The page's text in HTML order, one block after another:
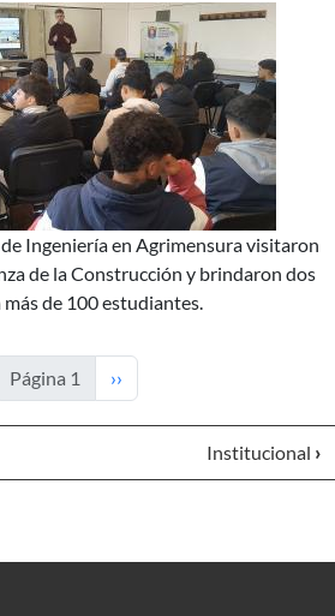
Ingeniería en Agrimensura visitaron
de la Construcción y brindaron dos
más de 100 estudiantes.
Página 1 Siguiente página
››
Institucional ›